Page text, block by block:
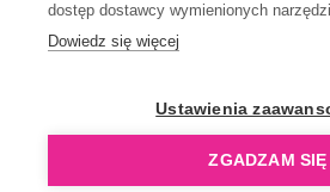
dostęp dostawcy wymienionych
Dowiedz się więcej
Ustawienia
ZGADZAM SIĘ
OpenGift jest częścią